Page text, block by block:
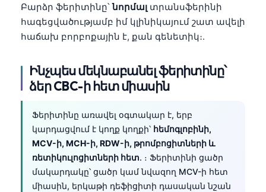
Բարձր ֆերիտինը՝նորմալ տրանսֆերինի
հագեցվածությամբ իմ կլինիկայում շատ ավելի
հաճախ բորբոքային է, քան գենետիկ։.
Ինչպես մեկնաբանել ֆերիտինը՝
ձեր CBC-ի հետ միասին
Ֆերիտինը առավել օգտակար է, երբ
կարդացվում է կողք կողքի՝ հեմոգլոբինի,
MCV-ի, MCH-ի, RDW-ի, թրոմբոցիտների և
ռետիկուլոցիտների հետ. ։ Ֆերիտինի ցածր
մակարդակը՝ ցածր կամ նվազող MCV-ի հետ
միասին, երկաթի դեֆիցիտի դասական նշան
മലയാളം
Bahasa Melayu
Tiếng Việt
Tagalog
ဗမာစာ
ភាសាខ្មែរ
አማርኛ
Українська